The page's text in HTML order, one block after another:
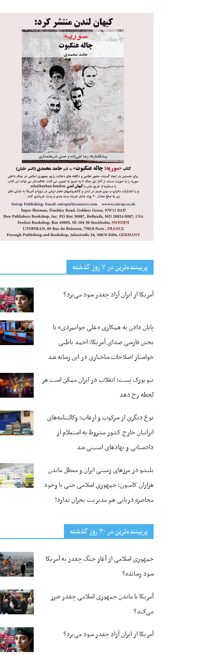
پربیننده‌ترین‌ در ۷ روز گذشته
آمریکا از ایران آزاد چقدر سود می‌برد؟
پایان دادن به همکاری «علی جوانمردی» با
بخش فارسی صدای آمریکا؛ احمد باطبی
خواستار اصلاحات ساختاری در این رسانه شد
نیویورک پست: انقلاب در ایران ممکن است هر
لحظه رخ دهد
نوع دیگری از سرکوب و ارعاب؛ وکالتنامه‌های
ایرانیان خارج کشور مشروط به استعلام از
دادستانی و نهادهای امنیتی شد
بلبشو در مرزهای زمینی ایران و معطل ماندن
هزاران کامیون؛ جمهوری اسلامی حتی با وجود
محاصره دریایی هم مدیریت بحران ندارد!
پربیننده‌ترین‌ در ۳۰ روز گذشته
جمهوری اسلامی از آغاز جنگ چقدر به آمریکا
سود رسانده؟
آمریکا با ماندن جمهوری اسلامی چقدر ضرر
می‌کند؟
آمریکا از ایران آزاد چقدر سود می‌برد؟